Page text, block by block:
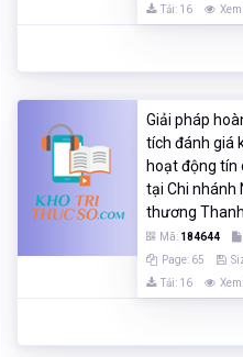
Tải: 16
Giải pháp
tích đánh giá
hoạt động tín
tại Chi nhánh
thương
Mã: 184644
Page: 65
Tải: 16